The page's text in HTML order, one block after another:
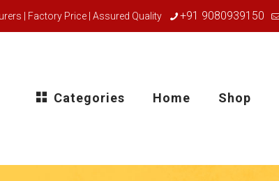
| Factory Price | Assured Quality +91 9080939150
Categories Home Shop